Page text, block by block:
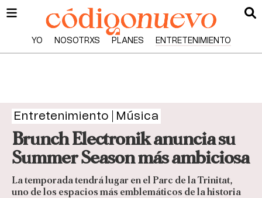
YO NOSOTRXS PLANES ENTRETENIMIENTO
Entretenimiento Música
Brunch Electronik anuncia su
Summer Season más ambiciosa
La temporada tendrá lugar en el Parc de la Trinitat,
uno de los espacios más emblemáticos de la historia